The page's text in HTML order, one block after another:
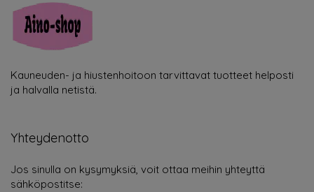
Kauneuden- ja hiustenhoitoon tarvittavat tuotteet helposti
ja halvalla netistä.
Yhteydenotto
Jos sinulla on kysymyksiä, voit ottaa meihin yhteyttä
sähköpostitse: